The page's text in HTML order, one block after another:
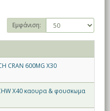
Εμφάνιση:
CRAN 600MG X30
X40 καουρα & φουσκωμα